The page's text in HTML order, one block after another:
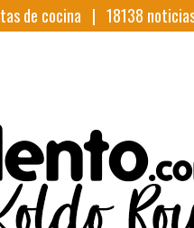
de cocina | 18138